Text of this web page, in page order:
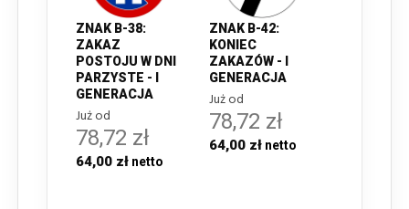
ZNAK B-38:
ZAKAZ
POSTOJU W DNI
PARZYSTE - I
GENERACJA
Już od
78,72 zł
64,00 zł
ZNAK B-42:
KONIEC
ZAKAZÓW - I
GENERACJA
Już od
78,72 zł
64,00 zł